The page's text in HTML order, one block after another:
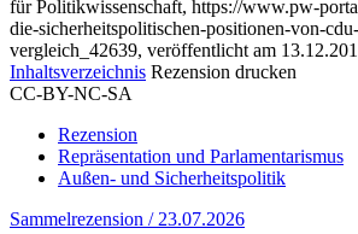
für Politikwissenschaft, https://www.pw-
die-sicherheitspolitischen-positionen-von-
vergleich_42639, veröffentlicht am
Inhaltsverzeichnis Rezension drucken
CC-BY-NC-SA
Rezension
Repräsentation und Parlamentarismus
Außen- und Sicherheitspolitik
Sammelrezension / 23.07.2026